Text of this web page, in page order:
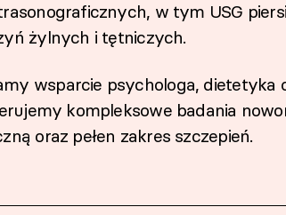
w tym USG
żylnych i tętniczych.
wsparcie psychologa, dietetyka
kompleksowe badania
oraz pełen zakres szczepień.